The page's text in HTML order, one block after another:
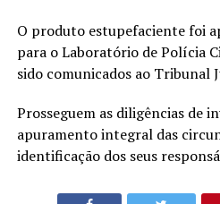
O produto estupefaciente foi
para o Laboratório de Polícia
sido comunicados ao Tribunal
Prosseguem as diligências de
apuramento integral das
identificação dos seus